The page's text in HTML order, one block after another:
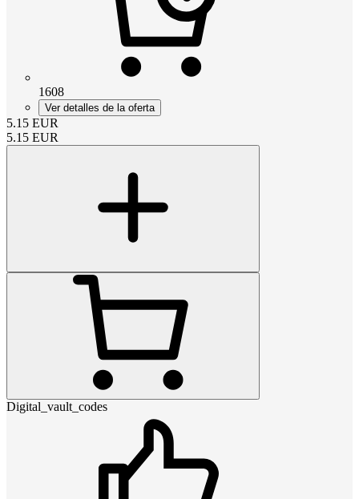
1608
Ver detalles de la oferta
5.15 EUR
5.15 EUR
Digital_vault_codes